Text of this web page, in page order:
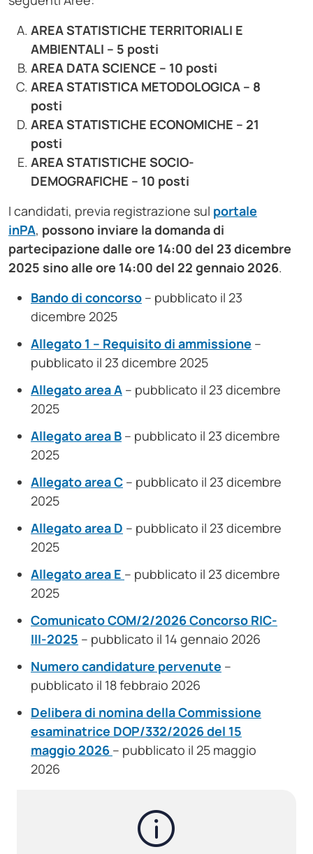
AREA STATISTICHE TERRITORIALI E
AMBIENTALI – 5 posti
AREA DATA SCIENCE – 10 posti
AREA STATISTICA METODOLOGICA – 8
posti
AREA STATISTICHE ECONOMICHE – 21
posti
AREA STATISTICHE SOCIO-
DEMOGRAFICHE – 10 posti
I candidati, previa registrazione sul portale
inPA, possono inviare la domanda di
partecipazione dalle ore 14:00 del 23 dicembre
2025 sino alle ore 14:00 del 22 gennaio 2026.
Bando di concorso – pubblicato il 23
dicembre 2025
Allegato 1 – Requisito di ammissione –
pubblicato il 23 dicembre 2025
Allegato area A – pubblicato il 23 dicembre
2025
Allegato area B – pubblicato il 23 dicembre
2025
Allegato area C – pubblicato il 23 dicembre
2025
Allegato area D – pubblicato il 23 dicembre
2025
Allegato area E – pubblicato il 23 dicembre
2025
Comunicato COM/2/2026 Concorso RIC-
III-2025 – pubblicato il 14 gennaio 2026
Numero candidature pervenute –
pubblicato il 18 febbraio 2026
Delibera di nomina della Commissione
esaminatrice DOP/332/2026 del 15
maggio 2026 – pubblicato il 25 maggio
2026